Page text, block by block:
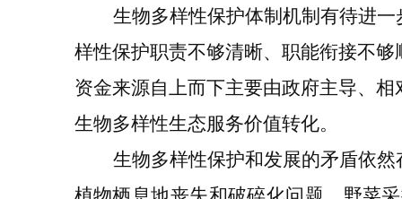
生物多样性保护体制机制有待进一
样性保护职责不够清晰、职能衔接不
资金来源自上而下主要由政府主导、相
生物多样性生态服务价值转化。
生物多样性保护和发展的矛盾依然